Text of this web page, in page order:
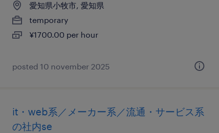
愛知県小牧市, 愛知県
temporary
¥1700.00 per hour
posted 10 november 2025
it・web系／メーカー系／流通・サービス系
の社内se